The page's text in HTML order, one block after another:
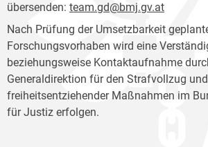
übersenden: team.gd@bmj.gv.at
Nach Prüfung der Umsetzbarkeit
Forschungsvorhaben wird eine
beziehungsweise Kontaktaufnahme
Generaldirektion für den Strafvollzug
freiheitsentziehender Maßnahmen im
für Justiz erfolgen.